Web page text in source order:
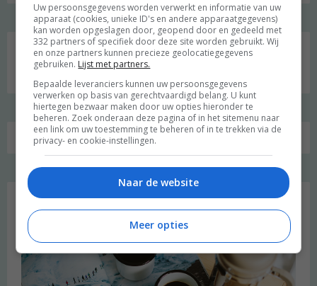
Zoeken
naar:
Uw persoonsgegevens worden verwerkt en informatie van uw
apparaat (cookies, unieke ID's en andere apparaatgegevens)
kan worden opgeslagen door, geopend door en gedeeld met
332 partners of specifiek door deze site worden gebruikt. Wij
en onze partners kunnen precieze geolocatiegegevens
gebruiken. Lijst met partners.
Bepaalde leveranciers kunnen uw persoonsgegevens
verwerken op basis van gerechtvaardigd belang. U kunt
hiertegen bezwaar maken door uw opties hieronder te
beheren. Zoek onderaan deze pagina of in het sitemenu naar
een link om uw toestemming te beheren of in te trekken via de
privacy- en cookie-instellingen.
Naar de website
Meer opties